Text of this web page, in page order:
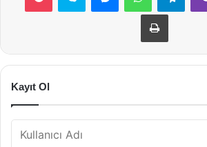
Yazdır
Kayıt Ol